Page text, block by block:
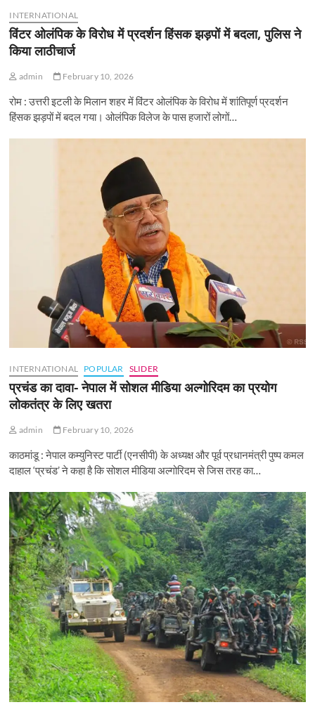
INTERNATIONAL
विंटर ओलंपिक के विरोध में प्रदर्शन हिंसक झड़पों में बदला, पुलिस ने
किया लाठीचार्ज
admin February 10, 2026
रोम : उत्तरी इटली के मिलान शहर में विंटर ओलंपिक के विरोध में शांतिपूर्ण प्रदर्शन
हिंसक झड़पों में बदल गया। ओलंपिक विलेज के पास हजारों लोगों…
INTERNATIONAL POPULAR SLIDER
प्रचंड का दावा- नेपाल में सोशल मीडिया अल्गोरिदम का प्रयोग
लोकतंत्र के लिए खतरा
admin February 10, 2026
काठमांडू : नेपाल कम्युनिस्ट पार्टी (एनसीपी) के अध्यक्ष और पूर्व प्रधानमंत्री पुष्प कमल
दाहाल ‘प्रचंड’ ने कहा है कि सोशल मीडिया अल्गोरिदम से जिस तरह का…